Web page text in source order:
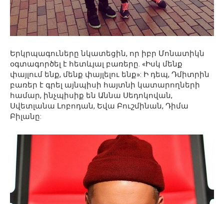
Երկրպագուները նկատեցին, որ իբր Մոնատիկն
օգտագործել է հետևյալ բառերը. «Իսկ մենք
փայլում ենք, մենք փայլելու ենք»: Ի դեպ, Դմիտրին
բառեր է գրել այնպիսի հայտնի կատարողների
համար, ինչպիսիք են Աննա Սեդոկովան,
Սվետլանա Լոբոդան, Եվա Բուշմինան, Դիմա
Բիլանը: